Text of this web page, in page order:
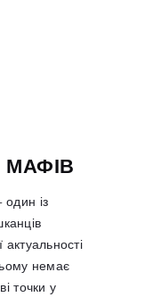
із
немає
точки у